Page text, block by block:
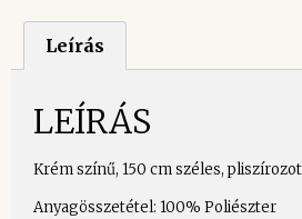
Leírás
LEÍRÁS
Krém színű, 150 cm széles,
Anyagösszetétel: 100% Poliészter